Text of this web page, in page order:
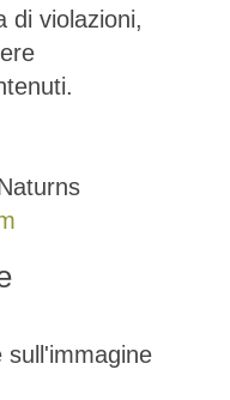
di violazioni,